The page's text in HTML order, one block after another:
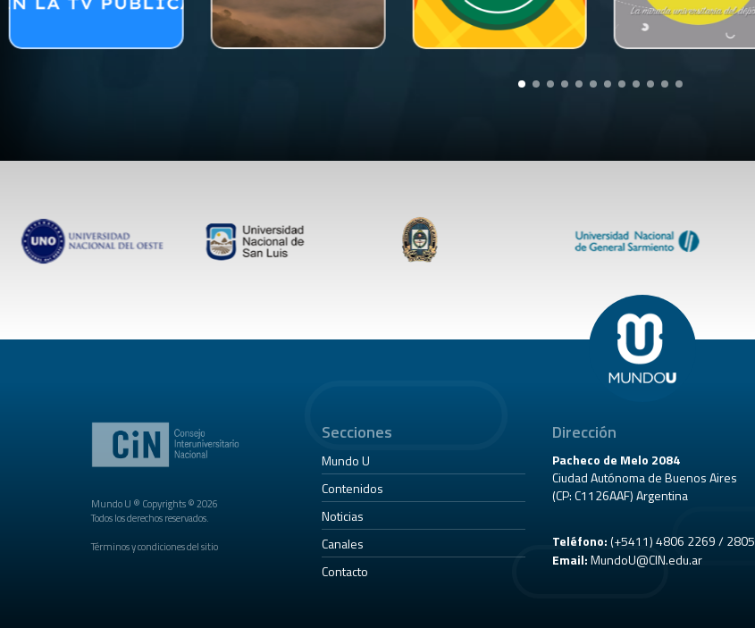
Mundo U ® Copyrights © 2026
Todos los derechos reservados.
Términos y condiciones del sitio
Secciones
Mundo U
Contenidos
Noticias
Canales
Contacto
Dirección
Pacheco de Melo 2084
Ciudad Autónoma de Buenos Aires
(CP: C1126AAF) Argentina
Teléfono:(+5411) 4806 2269 / 2805
Email:MundoU@CIN.edu.ar